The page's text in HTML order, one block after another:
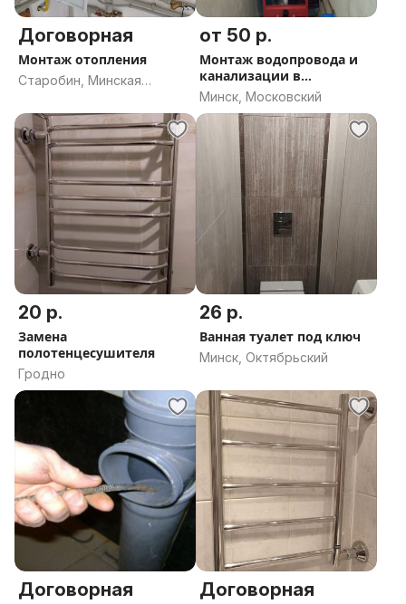
Договорная
Монтаж отопления
Старобин, Минская
от 50 р.
Монтаж водопровода и
канализации в
новостройках
Минск, Московский
20 р.
Замена
полотенцесушителя
Гродно
26 р.
Ванная туалет под ключ
Минск, Октябрьский
Договорная Договорная